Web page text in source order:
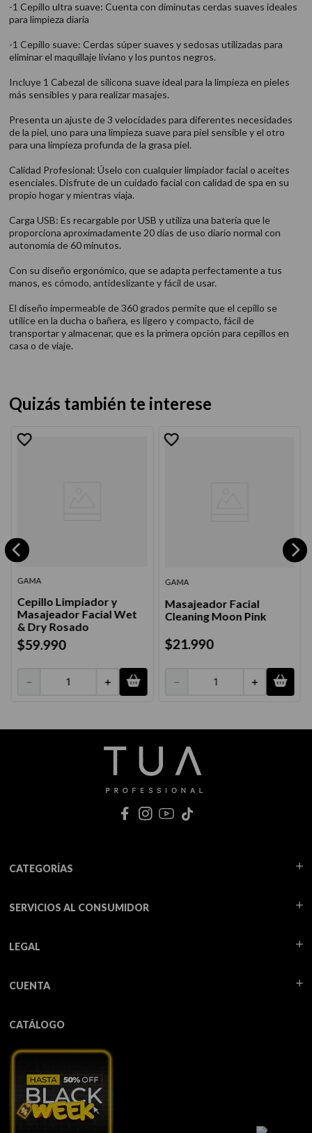
-1 Cepillo ultra suave: Cuenta con diminutas cerdas suaves ideales
para limpieza diaria
-1 Cepillo suave: Cerdas súper suaves y sedosas utilizadas para
eliminar el maquillaje liviano y los puntos negros.
Incluye 1 Cabezal de silicona suave ideal para la limpieza en pieles
más sensibles y para realizar masajes.
Presenta un ajuste de 3 velocidades para diferentes necesidades
de la piel, uno para una limpieza suave para piel sensible y el otro
para una limpieza profunda de la grasa piel.
Calidad Profesional: Úselo con cualquier limpiador facial o aceites
esenciales. Disfrute de un cuidado facial con calidad de spa en su
propio hogar y mientras viaja.
Carga USB: Es recargable por USB y utiliza una batería que le
proporciona aproximadamente 20 días de uso diario normal con
autonomía de 60 minutos.
Con su diseño ergonómico, que se adapta perfectamente a tus
manos, es cómodo, antideslizante y fácil de usar.
El diseño impermeable de 360 grados permite que el cepillo se
utilice en la ducha o bañera, es ligero y compacto, fácil de
transportar y almacenar, que es la primera opción para cepillos en
casa o de viaje.
Quizás también te interese
GAMA
Cepillo Limpiador y
Masajeador Facial Wet
& Dry Rosado
$59.990
＋
－
GAMA
Masajeador Facial
Cleaning Moon Pink
$21.990
＋
－
CATEGORÍAS
SERVICIOS AL CONSUMIDOR
LEGAL
CUENTA
CATÁLOGO